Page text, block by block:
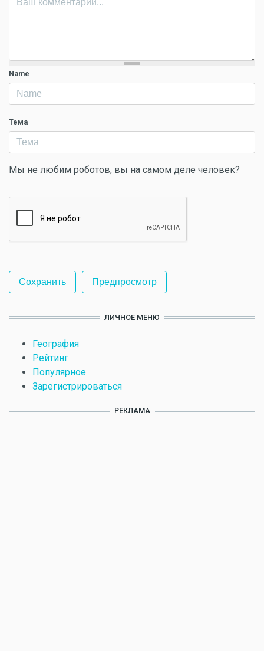
Name
Тема
Мы не любим роботов, вы на самом деле человек?
ЛИЧНОЕ МЕНЮ
География
Рейтинг
Популярное
Зарегистрироваться
РЕКЛАМА